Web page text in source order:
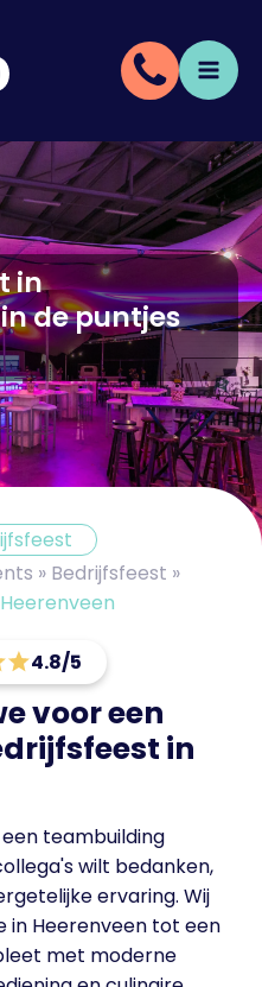
» Bedrijfsfeest »
in
de puntjes
4.8/5
voor een
in
teambuilding
wilt bedanken,
ervaring. Wij
Heerenveen tot een
met moderne